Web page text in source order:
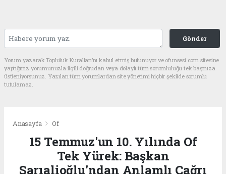
Gönder
Yorum yazarak Topluluk Kuralları’nı kabul etmiş bulunuyor ve ofunsesi.com sitesine
yaptığınız yorumunuzla ilgili doğrudan veya dolaylı tüm sorumluluğu tek başınıza
üstleniyorsunuz. Yazılan tüm yorumlardan site yönetimi hiçbir şekilde sorumlu
tutulamaz.
Anasayfa Of
15 Temmuz'un 10. Yılında Of
Tek Yürek: Başkan
Sarıalioğlu'ndan Anlamlı Çağrı